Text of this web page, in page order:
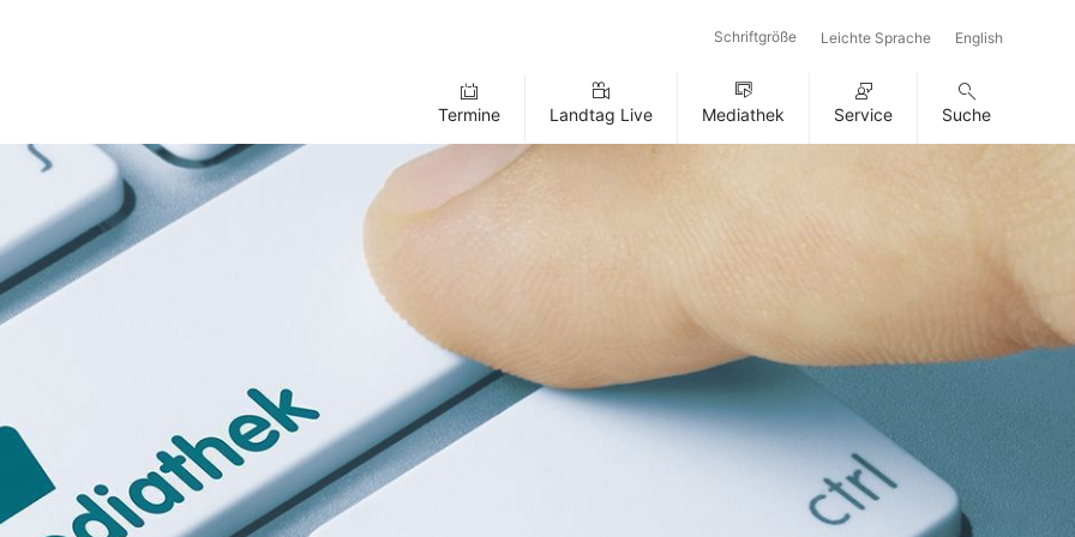
Schriftgröße Leichte Sprache English
Termine Landtag Live Mediathek Service Suche